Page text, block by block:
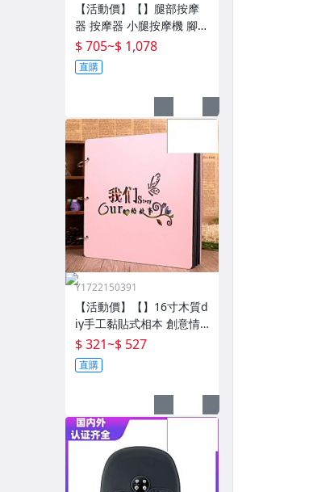
【活動價】【】腿部按摩
器 按摩器 小腿按摩機 腳底
按摩機 深層按摩儀 小腿按
摩儀全自動揉捏腿部按摩
器全腿底腳熱敷腳部足底
$ 705~$ 1,078
直購
Y1722150391
【活動價】【】16寸木質d
iy手工黏貼式相本 創意情
侶影集紀念收藏冊送男女
朋友
$ 321~$ 527
直購